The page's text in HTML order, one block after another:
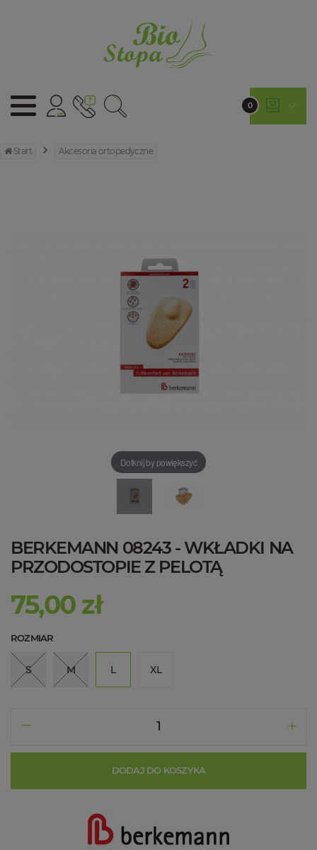
0
Start Akcesoria ortopedyczne
Dotknij by powiększyć
BERKEMANN 08243 - WKŁADKI NA
PRZODOSTOPIE Z PELOTĄ
75,00 zł
ROZMIAR
S M L XL
DODAJ DO KOSZYKA